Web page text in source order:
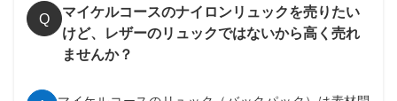
Q
マイケルコースのナイロンリュックを売りたい
けど、レザーのリュックではないから高く売れ
ませんか？